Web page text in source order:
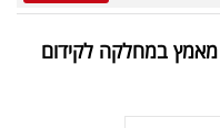
מאמץ במחלקה לקידום